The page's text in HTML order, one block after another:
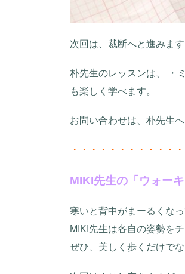
次回は、裁断へと進みます
朴先生のレッスンは、 ・
も楽しく学べます。
お問い合わせは、朴先生
・・・・・・・・・・・
MIKI先生の「ウォー
寒いと背中がまーるくな
MIKI先生は各自の姿勢を
ぜひ、美しく歩くだけで